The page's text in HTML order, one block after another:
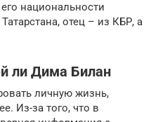
национальности
отец – из КБР, а
ли Дима Билан
личную жизнь,
Из-за того, что в